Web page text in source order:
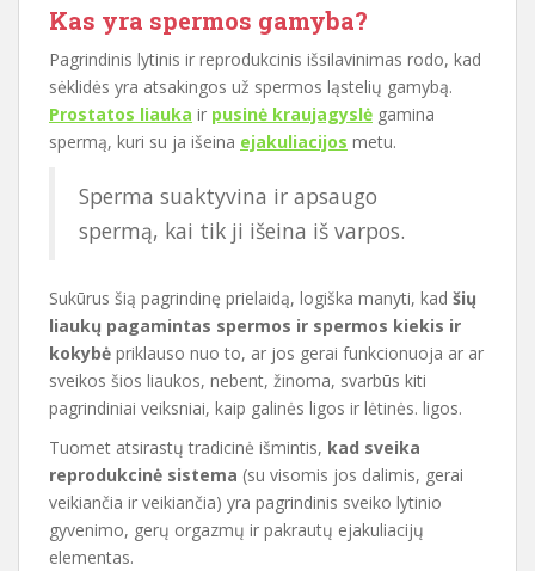
Kas yra spermos gamyba?
Pagrindinis lytinis ir reprodukcinis išsilavinimas rodo, kad
sėklidės yra atsakingos už spermos ląstelių gamybą.
Prostatos liauka ir pusinė kraujagyslė gamina
spermą, kuri su ja išeina ejakuliacijos metu.
Sperma suaktyvina ir apsaugo
spermą, kai tik ji išeina iš varpos.
Sukūrus šią pagrindinę prielaidą, logiška manyti, kad šių
liaukų pagamintas spermos ir spermos kiekis ir
kokybė priklauso nuo to, ar jos gerai funkcionuoja ar ar
sveikos šios liaukos, nebent, žinoma, svarbūs kiti
pagrindiniai veiksniai, kaip galinės ligos ir lėtinės. ligos.
Tuomet atsirastų tradicinė išmintis, kad sveika
reprodukcinė sistema (su visomis jos dalimis, gerai
veikiančia ir veikiančia) yra pagrindinis sveiko lytinio
gyvenimo, gerų orgazmų ir pakrautų ejakuliacijų
elementas.